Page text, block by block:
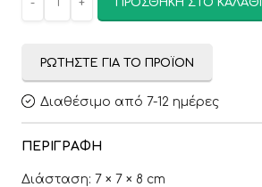
ΡΩΤΉΣΤΕ ΓΙΑ ΤΟ ΠΡΟΪΌΝ
Διαθέσιμο από 7-12 ημέρες
ΠΕΡΙΓΡΑΦΉ
Διάσταση: 7 × 7 × 8 cm